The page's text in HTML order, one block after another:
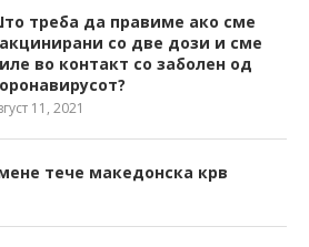
треба да правиме ако сме
со две дози и сме
во контакт со заболен од
11, 2021
тече македонска крв